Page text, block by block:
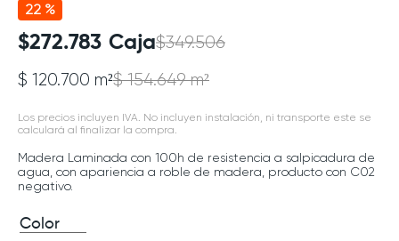
22 %
$272.783 Caja$349.506
$ 120.700 m²$ 154.649 m²
Los precios incluyen IVA. No incluyen instalación, ni transporte este se
calculará al finalizar la compra.
Madera Laminada con 100h de resistencia a salpicadura de
agua, con apariencia a roble de madera, producto con C02
negativo.
Color